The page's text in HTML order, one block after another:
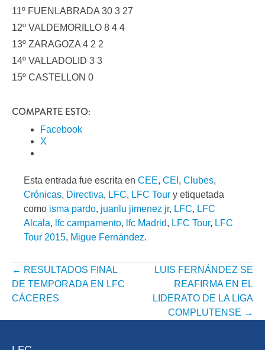
11º FUENLABRADA 30 3 27
12º VALDEMORILLO 8 4 4
13º ZARAGOZA 4 2 2
14º VALLADOLID 3 3
15º CASTELLON 0
COMPARTE ESTO:
Facebook
X
Esta entrada fue escrita en CEE, CEI , Clubes,
Crónicas, Directiva, LFC, LFC Tour y etiquetada
como isma pardo, juanlu jimenez jr, LFC, LFC
Alcala, lfc campamento, lfc Madrid, LFC Tour, LFC
Tour 2015, Migue Fernández.
NAVEGACIÓN
POR
ENTRADA
← RESULTADOS FINAL
DE TEMPORADA EN LFC
CÁCERES
LUIS FERNÁNDEZ SE
REAFIRMA EN EL
LIDERATO DE LA LIGA
COMPLUTENSE →